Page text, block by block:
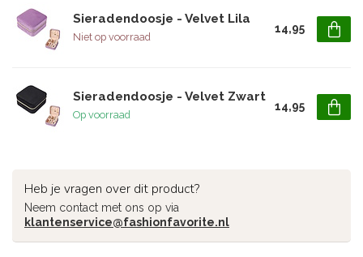
Sieradendoosje - Velvet Lila
Niet op voorraad
14,95
Sieradendoosje - Velvet Zwart
Op voorraad
14,95
Heb je vragen over dit product?
Neem contact met ons op via
klantenservice@fashionfavorite.nl